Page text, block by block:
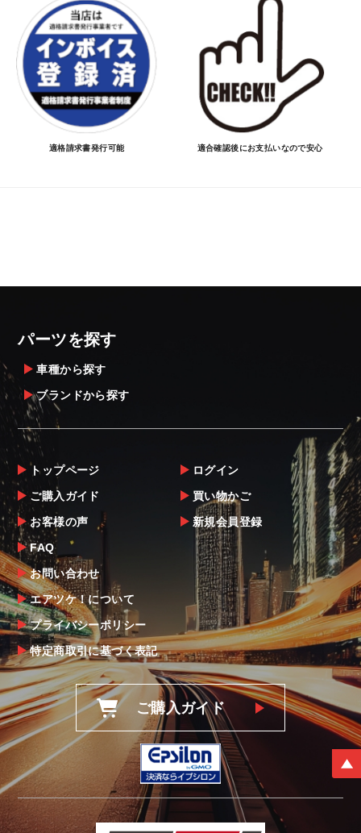
適格請求書発行可能 適合確認後にお支払いなので安心
パーツを探す
車種から探す
ブランドから探す
トップページ
ご購入ガイド
お客様の声
FAQ
お問い合わせ
エアツケ！について
プライバシーポリシー
特定商取引に基づく表記
ログイン
買い物かご
新規会員登録
ご購入ガイド